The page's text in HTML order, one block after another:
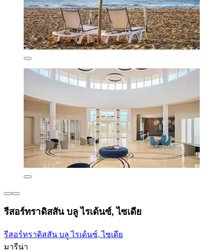
รีสอร์ทราดิสสัน บลู ไรเด้นซ์, ไซเดีย
รีสอร์ทราดิสสัน บลู ไรเด้นซ์, ไซเดีย
มารีน่า